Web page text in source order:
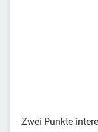
Zwei Punkte